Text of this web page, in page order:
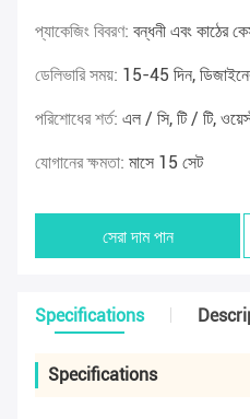
প্যাকেজিং বিবরণ: বন্ধনী এবং কাঠের
ডেলিভারি সময়: 15-45 দিন,
পরিশোধের শর্ত: এল / সি, টি / টি,
যোগানের ক্ষমতা: মাসে 15 সেট
সেরা দাম পান
Specifications
Specifications